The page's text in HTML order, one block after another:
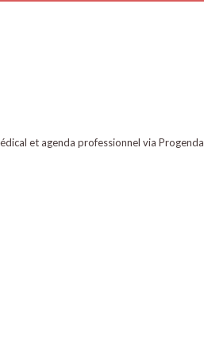
et agenda professionnel via Progenda